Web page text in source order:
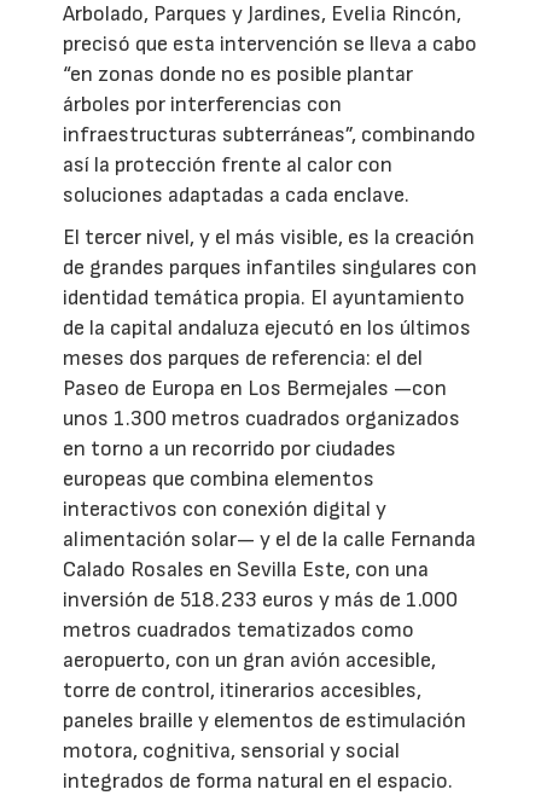
Arbolado, Parques y Jardines, Evelia Rincón,
precisó que esta intervención se lleva a cabo
“en zonas donde no es posible plantar
árboles por interferencias con
infraestructuras subterráneas”, combinando
así la protección frente al calor con
soluciones adaptadas a cada enclave.
El tercer nivel, y el más visible, es la creación
de grandes parques infantiles singulares con
identidad temática propia. El ayuntamiento
de la capital andaluza ejecutó en los últimos
meses dos parques de referencia: el del
Paseo de Europa en Los Bermejales —con
unos 1.300 metros cuadrados organizados
en torno a un recorrido por ciudades
europeas que combina elementos
interactivos con conexión digital y
alimentación solar— y el de la calle Fernanda
Calado Rosales en Sevilla Este, con una
inversión de 518.233 euros y más de 1.000
metros cuadrados tematizados como
aeropuerto, con un gran avión accesible,
torre de control, itinerarios accesibles,
paneles braille y elementos de estimulación
motora, cognitiva, sensorial y social
integrados de forma natural en el espacio.